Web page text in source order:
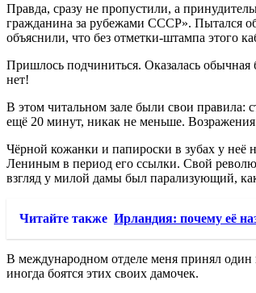
Правда, сразу не пропустили, а
гражданина за рубежами СССР». Пытался
объяснили, что без отметки-штампа этого
Пришлось подчиниться. Оказалась обычная
нет!
В этом читальном зале были свои правила:
ещё 20 минут, никак не меньше. Возражения
Чёрной кожанки и папироски в зубах у неё
Лениным в период его ссылки. Свой
взгляд у милой дамы был парализующий,
Читайте также Ирландия: почему её
В международном отделе меня принял один
иногда боятся этих своих дамочек.